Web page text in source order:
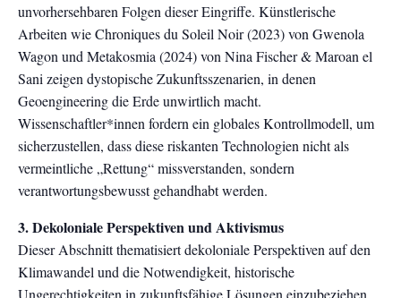
unvorhersehbaren Folgen dieser Eingriffe. Künstlerische
Arbeiten wie Chroniques du Soleil Noir (2023) von Gwenola
Wagon und Metakosmia (2024) von Nina Fischer & Maroan el
Sani zeigen dystopische Zukunftsszenarien, in denen
Geoengineering die Erde unwirtlich macht.
Wissenschaftler*innen fordern ein globales Kontrollmodell, um
sicherzustellen, dass diese riskanten Technologien nicht als
vermeintliche „Rettung“ missverstanden, sondern
verantwortungsbewusst gehandhabt werden.
3. Dekoloniale Perspektiven und Aktivismus
Dieser Abschnitt thematisiert dekoloniale Perspektiven auf den
Klimawandel und die Notwendigkeit, historische
Ungerechtigkeiten in zukunftsfähige Lösungen einzubeziehen.